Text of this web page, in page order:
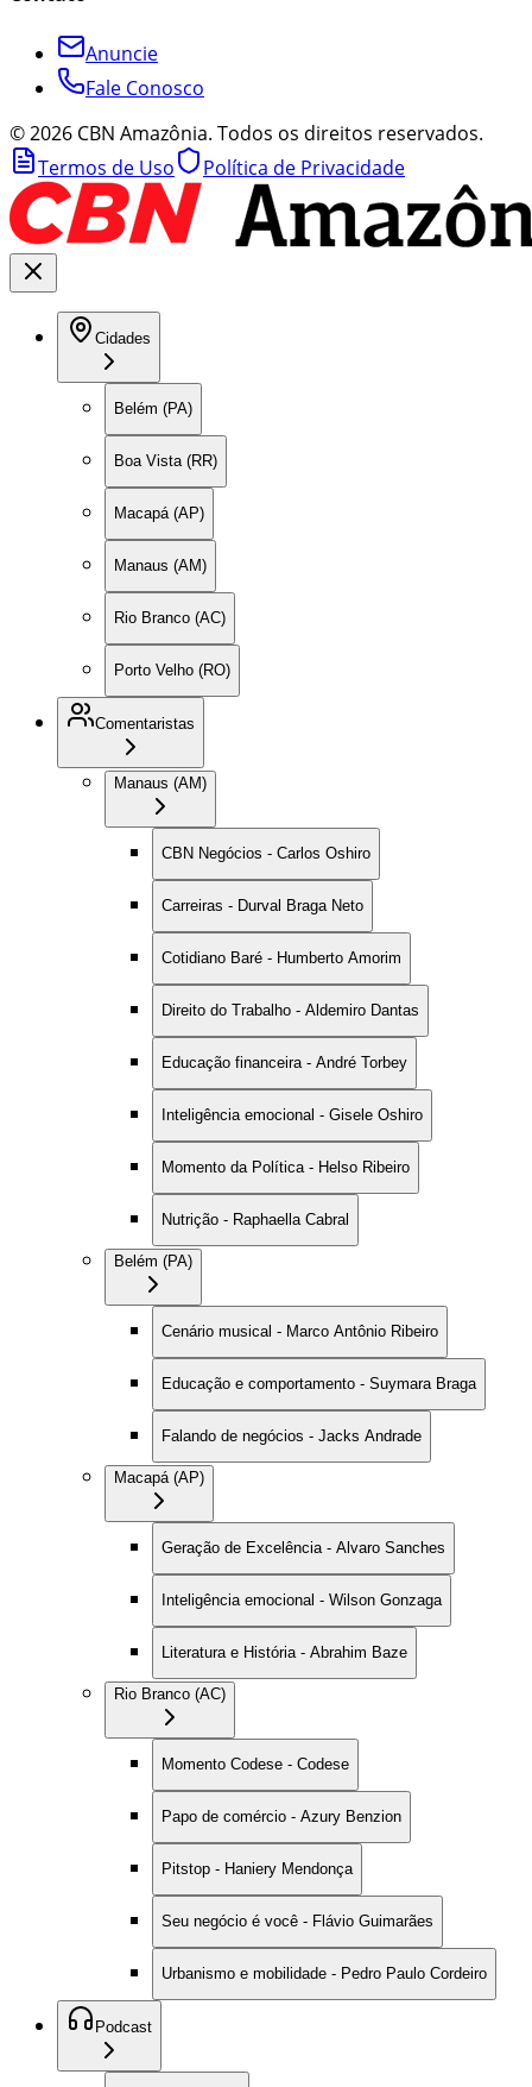
Anuncie
Fale Conosco
©2026 CBN Amazônia. Todos os direitos reservados.
Termos de Uso
Política de Privacidade
Cidades
Belém (PA)
Boa Vista (RR)
Macapá (AP)
Manaus (AM)
Rio Branco (AC)
Porto Velho (RO)
Comentaristas
Manaus (AM)
CBN Negócios - Carlos Oshiro
Carreiras - Durval Braga Neto
Cotidiano Baré - Humberto Amorim
Direito do Trabalho - Aldemiro Dantas
Educação financeira - André Torbey
Inteligência emocional - Gisele Oshiro
Momento da Política - Helso Ribeiro
Nutrição - Raphaella Cabral
Belém (PA)
Cenário musical - Marco Antônio Ribeiro
Educação e comportamento - Suymara Braga
Falando de negócios - Jacks Andrade
Macapá (AP)
Geração de Excelência - Alvaro Sanches
Inteligência emocional - Wilson Gonzaga
Literatura e História - Abrahim Baze
Rio Branco (AC)
Momento Codese - Codese
Papo de comércio - Azury Benzion
Pitstop - Haniery Mendonça
Seu negócio é você - Flávio Guimarães
Urbanismo e mobilidade - Pedro Paulo Cordeiro
Podcast